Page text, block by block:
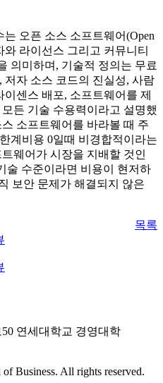
오픈 소스 소프트웨어(Open
와 라이선스 그리고 커뮤니티
의미하며, 기술적 정의는 무료
저자 소스 코드의 진실성, 사람
센스 배포, 소프트웨어를 제
든 기술 수용력이라고 설명했
소프트웨어를 바라볼 때 주
계비용 0일때 비경합적이라는
웨어가 시장을 지배할 것인
술 수준이라면 비용이 현저하
보안 문제가 해결되지 않은
목록
연세대학교 경영대학
Business. All rights reserved.